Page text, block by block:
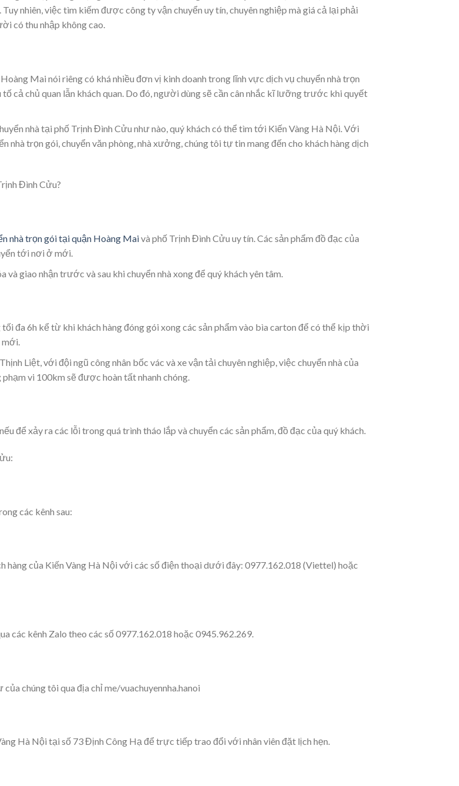
nhiên, việc tìm kiếm được công ty vận chuyển uy tín, chuyên nghiệp mà giá cả lại phải
có thu nhập không cao.
Mai nói riêng có khá nhiều đơn vị kinh doanh trong lĩnh vực dịch vụ chuyển nhà trọn
tố cả chủ quan lẫn khách quan. Do đó, người dùng sẽ cần cân nhắc kĩ lưỡng trước khi quyết
nhà tại phố Trịnh Đình Cửu như nào, quý khách có thể tìm tới Kiến Vàng Hà Nội. Với
nhà trọn gói, chuyển văn phòng, nhà xưởng, chúng tôi tự tin mang đến cho khách hàng dịch
Đình Cửu?
nhà trọn gói tại quận Hoàng Maivà phố Trịnh Đình Cửu uy tín. Các sản phẩm đồ đạc của
tới nơi ở mới.
giao nhận trước và sau khi chuyển nhà xong để quý khách yên tâm.
đa 6h kể từ khi khách hàng đóng gói xong các sản phẩm vào bìa carton để có thể kịp thời
mới.
Liệt, với đội ngũ công nhân bốc vác và xe vận tải chuyên nghiệp, việc chuyển nhà của
vi 100km sẽ được hoàn tất nhanh chóng.
để xảy ra các lỗi trong quá trình tháo lắp và chuyển các sản phẩm, đồ đạc của quý khách.
các kênh sau:
hàng của Kiến Vàng Hà Nội với các số điện thoại dưới đây: 0977.162.018 (Viettel) hoặc
các kênh Zalo theo các số 0977.162.018 hoặc 0945.962.269.
chúng tôi qua địa chỉ me/vuachuyennha.hanoi
Hà Nội tại số 73 Định Công Hạ để trực tiếp trao đổi với nhân viên đặt lịch hẹn.